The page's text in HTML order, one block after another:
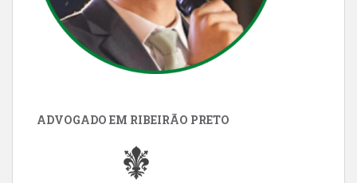
ADVOGADO EM RIBEIRÃO PRETO